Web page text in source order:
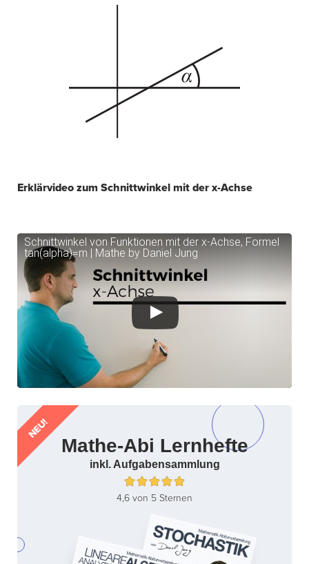
Erklärvideo zum Schnittwinkel mit der x-Achse
Schnittwinkel von Funktionen mit der x-Achse, Formel
tan(alpha)=m | Mathe by Daniel Jung
Mathe-Abi Lernhefte
inkl. Aufgabensammlung
4,6 von 5 Sternen
NEU!